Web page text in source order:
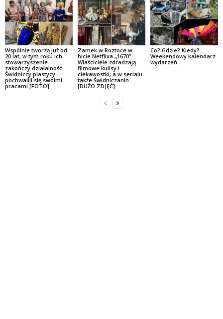
Wspólnie tworzą już od
20 lat, w tym roku ich
stowarzyszenie
zakończy działalność.
Świdniccy plastycy
pochwalili się swoimi
pracami [FOTO]
Zamek w Roztoce w
hicie Netflixa „1670”.
Właściciele zdradzają
filmowe kulisy i
ciekawostki, a w serialu
także Świdniczanin
[DUŻO ZDJĘĆ]
Co? Gdzie? Kiedy?
Weekendowy kalendarz
wydarzeń